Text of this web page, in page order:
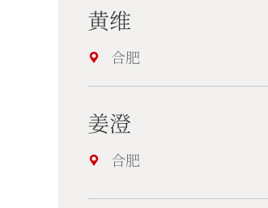
黄维
合肥
姜澄
合肥